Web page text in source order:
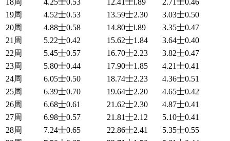
18周
4.25士0.53 12.41士l.89
2.71士0.46
19周
4.52士0.53 13.59士2.30
3.03士0.50
20周
4.88士0.58 14.80士l.89
3.35士0.47
21周
5.22士0.42 15.62士1.84
3.64士0.40
22周
5.45士0.57 16.70士2.23
3.82士0.47
23周
5.80士0.44 17.90士1.85
4.21士0.41
24周
6.05士0.50 18.74士2.23
4.36士0.51
25周
6.39士0.70 19.64士2.20
4.65士0.42
26周
6.68士0.61 21.62士2.30
4.87士0.41
27周
6.98士0.57 21.81士2.12
5.10士0.41
28周
7.24士0.65 22.86士2.41
5.35士0.55